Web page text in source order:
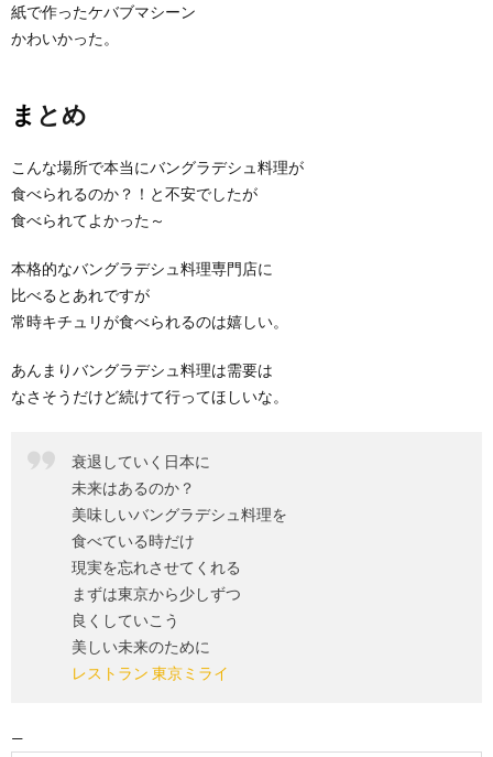
紙で作ったケバブマシーン
かわいかった。
まとめ
こんな場所で本当にバングラデシュ料理が
食べられるのか？！と不安でしたが
食べられてよかった～
本格的なバングラデシュ料理専門店に
比べるとあれですが
常時キチュリが食べられるのは嬉しい。
あんまりバングラデシュ料理は需要は
なさそうだけど続けて行ってほしいな。
衰退していく日本に
未来はあるのか？
美味しいバングラデシュ料理を
食べている時だけ
現実を忘れさせてくれる
まずは東京から少しずつ
良くしていこう
美しい未来のために
レストラン 東京ミライ
—